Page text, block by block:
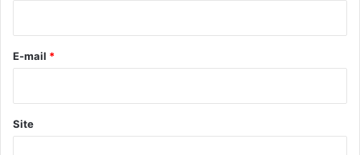
*
E-mail *
Site